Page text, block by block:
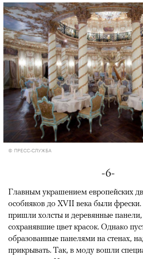
© ПРЕСС-СЛУЖБА
-6-
Главным украшением европейских
особняков до XVII века были
пришли холсты и деревянные
сохранявшие цвет красок. Однако
образованные панелями на стенах,
прикрывать. Так, в моду вошли